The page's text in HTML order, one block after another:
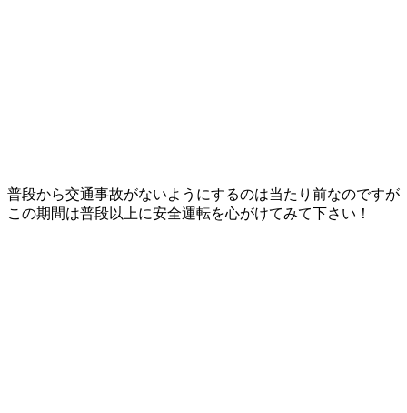
普段から交通事故がないようにするのは当たり前なのですが
この期間は普段以上に安全運転を心がけてみて下さい！